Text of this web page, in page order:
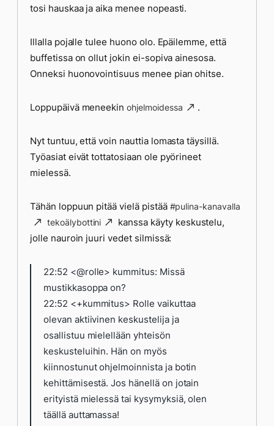
tosi hauskaa ja aika menee nopeasti.
Illalla pojalle tulee huono olo. Epäilemme, että
buffetissa on ollut jokin ei-sopiva ainesosa.
Onneksi huonovointisuus menee pian ohitse.
Loppupäivä meneekinohjelmoidessa .
Nyt tuntuu, että voin nauttia lomasta täysillä.
Työasiat eivät tottatosiaan ole pyörineet
mielessä.
Tähän loppuun pitää vielä pistää #pulina-kanavalla
tekoälybottini
kanssa käyty keskustelu,
jolle nauroin juuri vedet silmissä:
22:52 <@rolle> kummitus: Missä
mustikkasoppa on?
22:52 <+kummitus> Rolle vaikuttaa
olevan aktiivinen keskustelija ja
osallistuu mielellään yhteisön
keskusteluihin. Hän on myös
kiinnostunut ohjelmoinnista ja botin
kehittämisestä. Jos hänellä on jotain
erityistä mielessä tai kysymyksiä, olen
täällä auttamassa!